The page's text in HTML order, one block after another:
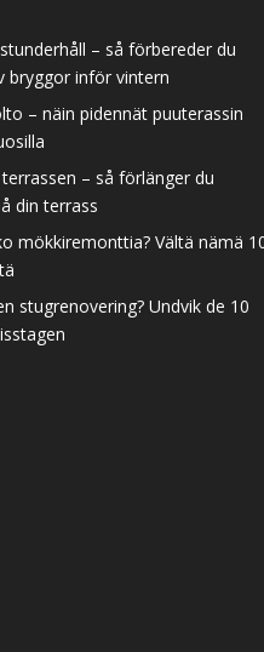
– så förbereder du
bryggor inför vintern
– näin pidennät puuterassin
– så förlänger du
din terrass
mökkiremonttia? Vältä nämä
stugrenovering? Undvik de 10